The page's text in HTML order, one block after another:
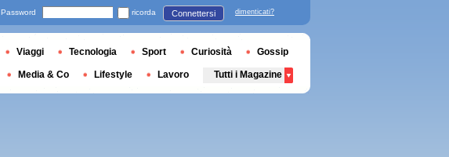
Password ricorda Connettersi dimenticati?
Viaggi Tecnologia Sport Curiosità Gossip
Media & Co Lifestyle Lavoro Tutti i Magazine